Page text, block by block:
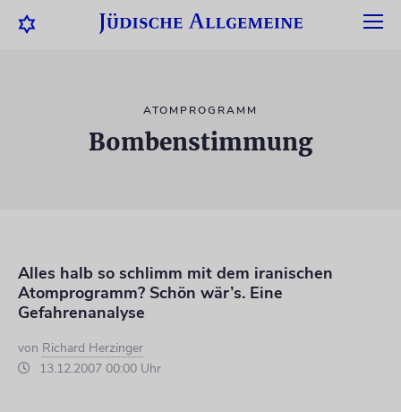
ATOMPROGRAMM
Bombenstimmung
Alles halb so schlimm mit dem iranischen
Atomprogramm? Schön wär’s. Eine
Gefahrenanalyse
von Richard Herzinger
13.12.2007 00:00 Uhr